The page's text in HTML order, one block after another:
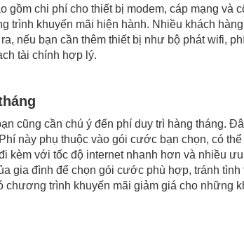
gồm chi phí cho thiết bị modem, cáp mạng và
trình khuyến mãi hiện hành. Nhiều khách
nếu bạn cần thêm thiết bị như bộ phát wifi,
tài chính hợp lý.
cũng cần chú ý đến phí duy trì hàng tháng.
này phụ thuộc vào gói cước bạn chọn, có
kèm với tốc độ internet nhanh hơn và nhiều
gia đình để chọn gói cước phù hợp, tránh
chương trình khuyến mãi giảm giá cho những